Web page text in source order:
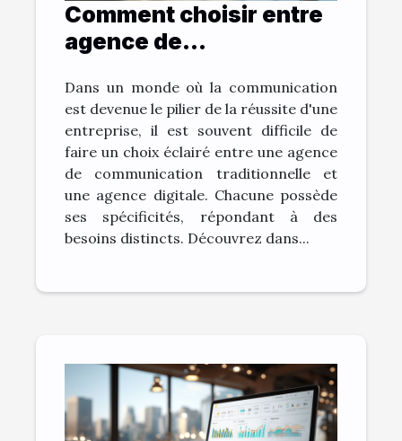
Comment choisir entre
agence de
agence digitale
Dans un monde où la communication
est devenue le pilier de la réussite d'une
entreprise, il est souvent difficile de
faire un choix éclairé entre une agence
de communication traditionnelle et
une agence digitale. Chacune possède
ses spécificités, répondant à des
besoins distincts. Découvrez dans...